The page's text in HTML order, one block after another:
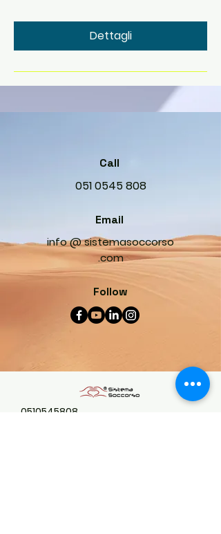
Dettagli
Call
051 0545 808
Email
info @ sistemasoccorso
.com
Follow
0510545808